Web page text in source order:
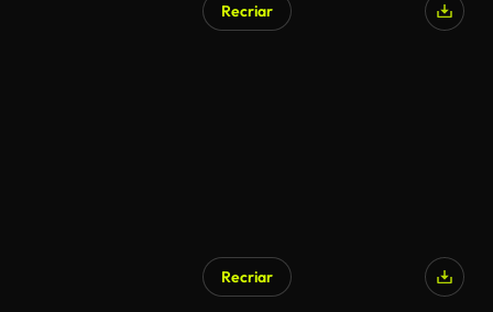
Recriar
Recriar